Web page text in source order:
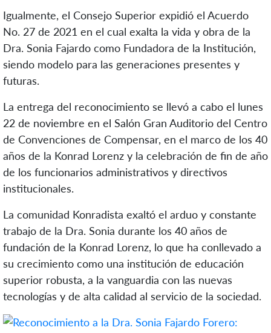
Igualmente, el Consejo Superior expidió el Acuerdo
No. 27 de 2021 en el cual exalta la vida y obra de la
Dra. Sonia Fajardo como Fundadora de la Institución,
siendo modelo para las generaciones presentes y
futuras.
La entrega del reconocimiento se llevó a cabo el lunes
22 de noviembre en el Salón Gran Auditorio del Centro
de Convenciones de Compensar, en el marco de los 40
años de la Konrad Lorenz y la celebración de fin de año
de los funcionarios administrativos y directivos
institucionales.
La comunidad Konradista exaltó el arduo y constante
trabajo de la Dra. Sonia durante los 40 años de
fundación de la Konrad Lorenz, lo que ha conllevado a
su crecimiento como una institución de educación
superior robusta, a la vanguardia con las nuevas
tecnologías y de alta calidad al servicio de la sociedad.